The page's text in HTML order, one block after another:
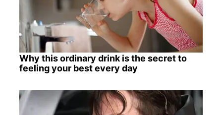
Why this ordinary drink is the secret to
feeling your best every day